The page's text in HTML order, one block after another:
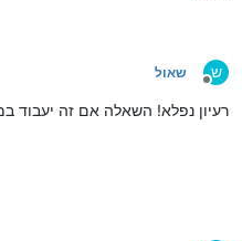
ש
מנותק
שאול
רעיון נפלא! השאלה אם זה יעבוד